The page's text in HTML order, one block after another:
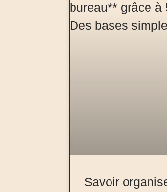
Savoir